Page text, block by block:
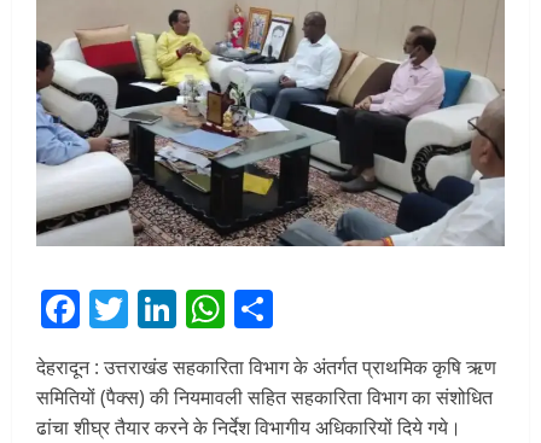
Facebook
Twitter
LinkedIn
WhatsApp
देहरादून : उत्तराखंड सहकारिता विभाग के अंतर्गत प्राथमिक कृषि ऋण
समितियों (पैक्स) की नियमावली सहित सहकारिता विभाग का संशोधित
ढांचा शीघ्र तैयार करने के निर्देश विभागीय अधिकारियों दिये गये।